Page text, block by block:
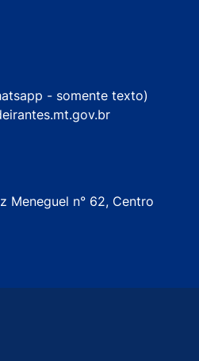
- somente texto)
Meneguel n° 62, Centro